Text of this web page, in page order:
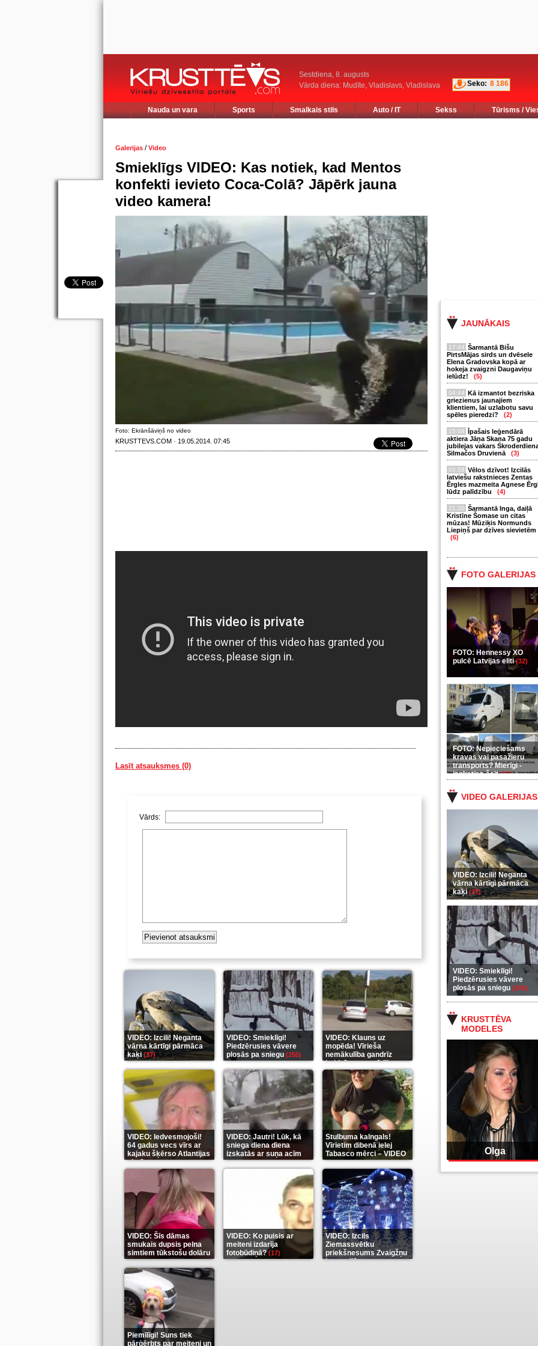
Sestdiena, 8. augusts
Vārda diena: Mudīte, Vladislavs, Vladislava
Seko: 8 186
Nauda un vara Sports Smalkais stils Auto / IT Sekss Tūrisms /
JAUNĀKAIS
17:44 Šarmantā Bišu
PirtsMājas sirds un dvēsele
Elena Gradovska kopā ar
hokeja zvaigzni Daugaviņu
ielūdz!
(5)
04:44 Kā izmantot bezriska
griezienus jaunajiem
klientiem, lai uzlabotu savu
spēles pieredzi?
(2)
15:08 Īpašais leģendārā
aktiera Jāņa Skaņa 75 gadu
jubilejas vakars
Silmačos Druvienā
(3)
03:58 Vēlos dzīvot! Izcilās
latviešu rakstnieces Zentas
Ērgles mazmeita Agnese
lūdz palīdzību
(4)
21:20 Šarmantā Inga, daiļā
Kristīne Šomase un citas
mūzas! Mūziķis Normunds
Liepiņš par dzīves sievietēm
(6)
FOTO GALERIJAS
FOTO: Hennessy XO
pulcē Latvijas eliti(32)
FOTO: Nepieciešams
kravas vai pasažieru
transports? Mierīgi -
ieskaties šeit(35)
VIDEO GALERIJAS
VIDEO: Izcili! Neganta
vārna kārtīgi pārmāca
kaķi(37)
VIDEO: Smieklīgi!
Piedzērusies vāvere
plosās pa sniegu (255)
KRUSTTĒVA
MODELES
Olga
Galerijas /Video
Smieklīgs VIDEO: Kas notiek, kad Mentos
konfekti ievieto Coca-Colā? Jāpērk jauna
video kamera!
Foto: Ekrānšāviņš no video
KRUSTTEVS.COM · 19.05.2014. 07:45
Lasīt atsauksmes (0)
Vārds:
VIDEO: Izcili! Neganta
vārna kārtīgi pārmāca
kaķi(37)
VIDEO: Smieklīgi!
Piedzērusies vāvere
plosās pa sniegu (255)
VIDEO: Klauns uz
mopēda! Vīrieša
nemākulība gandrīz
beidzās ar tragēdiju
(289)
VIDEO: Iedvesmojoši!
64 gadus vecs vīrs ar
kajaku šķērso Atlantijas
okeānu(5)
VIDEO: Jautri! Lūk, kā
sniega diena diena
izskatās ar suņa acīm
(6)
Stulbuma kalngals!
Vīrietim dibenā ielej
Tabasco mērci – VIDEO
(7)
VIDEO: Šīs dāmas
smukais dupsis pelna
simtiem tūkstošu dolāru
(9)
VIDEO: Ko puisis ar
meiteni izdarīja
fotobūdiņā?(17)
VIDEO: Izcils
Ziemassvētku
priekšnesums Zvaigžņu
karu stilā(7)
Piemīlīgi! Suns tiek
pārģērbts par meiteni un